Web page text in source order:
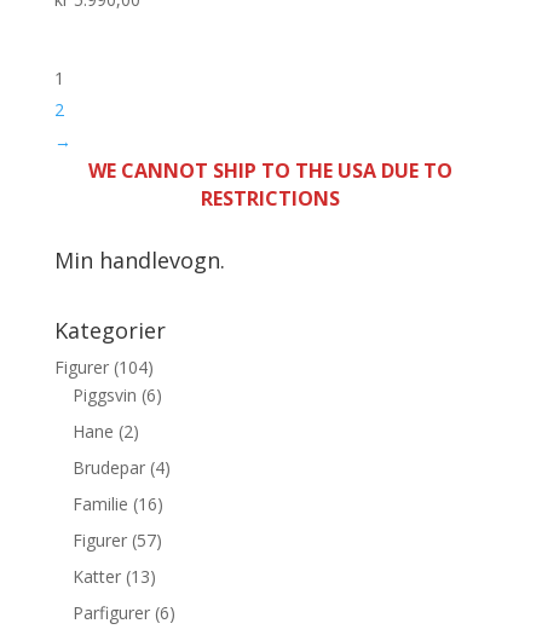
1
2
→
WE CANNOT SHIP TO THE USA DUE TO
RESTRICTIONS
Min handlevogn.
Kategorier
Figurer (104)
Piggsvin (6)
Hane (2)
Brudepar (4)
Familie (16)
Figurer (57)
Katter (13)
Parfigurer (6)